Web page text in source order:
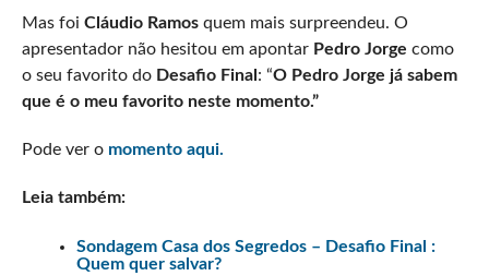
Mas foi Cláudio Ramosquem mais surpreendeu. O
apresentador não hesitou em apontar Pedro Jorge como
o seu favorito do Desafio Final : “O Pedro Jorge já sabem
que é o meu favorito neste momento.”
Pode ver o momento aqui.
Leia também:
Sondagem Casa dos Segredos – Desafio Final :
Quem quer salvar?